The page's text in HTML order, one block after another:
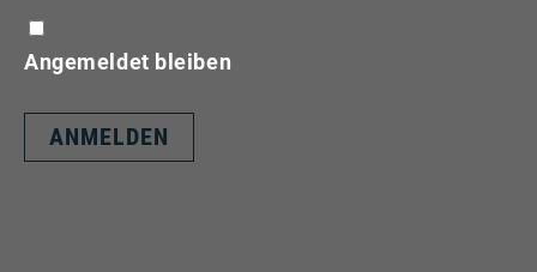
Angemeldet bleiben